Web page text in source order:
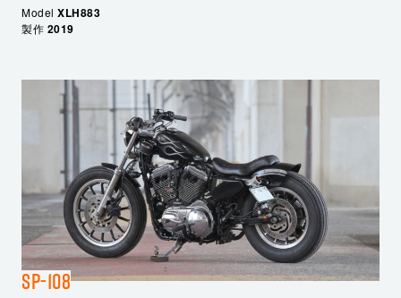
Model XLH883
製作 2019
SP-108